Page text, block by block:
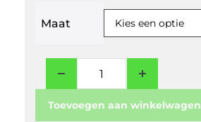
Maat
Toevoegen aan winkelwagen